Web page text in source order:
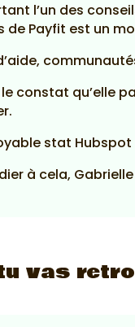
l’un des
de Payfit est un
constat qu’elle
stat
à cela,
vas